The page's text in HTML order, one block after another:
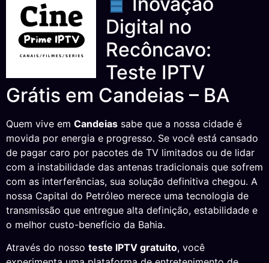
Digital no
Recôncavo:
Teste IPTV
Grátis em Candeias – BA
Quem vive em Candeias sabe que a nossa cidade é
movida por energia e progresso. Se você está cansado
de pagar caro por pacotes de TV limitados ou de lidar
com a instabilidade das antenas tradicionais que sofrem
com as interferências, sua solução definitiva chegou. A
nossa Capital do Petróleo merece uma tecnologia de
transmissão que entregue alta definição, estabilidade e
o melhor custo-benefício da Bahia.
Através do nosso teste IPTV gratuito, você